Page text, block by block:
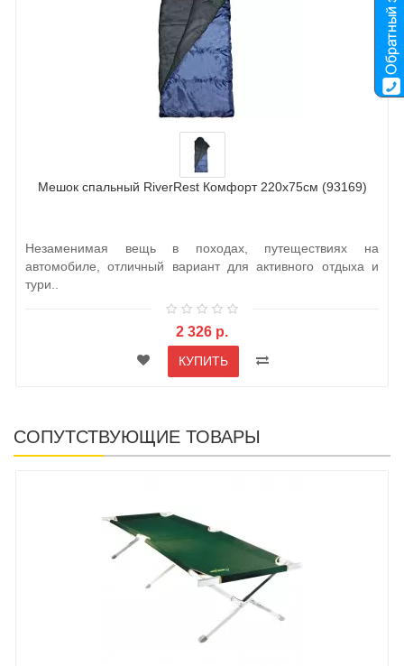
Мешок спальный RiverRest Комфорт 220х75см (93169)
Незаменимая вещь в походах, путеществиях на
автомобиле, отличный вариант для активного отдыха и
тури..
2 326 р.
КУПИТЬ
СОПУТСТВУЮЩИЕ ТОВАРЫ